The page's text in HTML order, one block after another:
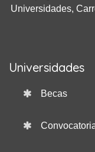
Universidades,
Universidades
Becas